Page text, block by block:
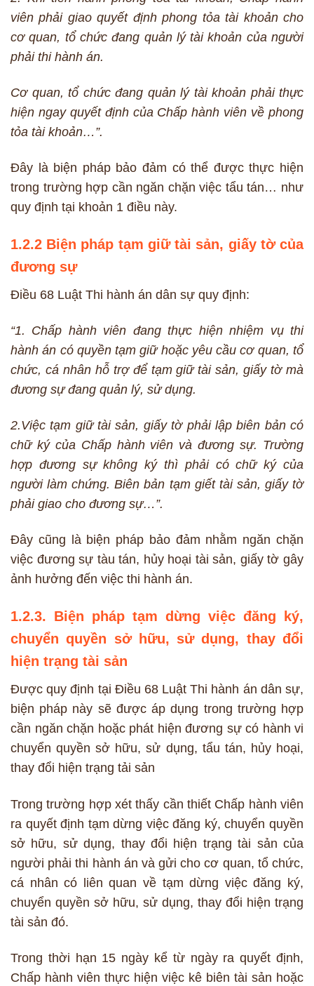
viên phải giao quyết định phong tỏa tài khoản cho
cơ quan, tổ chức đang quản lý tài khoản của người
phải thi hành án.
Cơ quan, tổ chức đang quản lý tài khoản phải thực
hiện ngay quyết định của Chấp hành viên về phong
tỏa tài khoản…”.
Đây là biện pháp bảo đảm có thể được thực hiện
trong trường hợp cần ngăn chặn việc tẩu tán… như
quy định tại khoản 1 điều này.
1.2.2 Biện pháp tạm giữ tài sản, giấy tờ của
đương sự
Điều 68 Luật Thi hành án dân sự quy định:
“1. Chấp hành viên đang thực hiện nhiệm vụ thi
hành án có quyền tạm giữ hoặc yêu cầu cơ quan, tổ
chức, cá nhân hỗ trợ để tạm giữ tài sản, giấy tờ mà
đương sự đang quản lý, sử dụng.
2.Việc tạm giữ tài sản, giấy tờ phải lập biên bản có
chữ ký của Chấp hành viên và đương sự. Trường
hợp đương sự không ký thì phải có chữ ký của
người làm chứng. Biên bản tạm giết tài sản, giấy tờ
phải giao cho đương sự…”.
Đây cũng là biện pháp bảo đảm nhằm ngăn chặn
việc đương sự tàu tán, hủy hoại tài sản, giấy tờ gây
ảnh hưởng đến việc thi hành án.
1.2.3. Biện pháp tạm dừng việc đăng ký,
chuyển quyền sở hữu, sử dụng, thay đổi
hiện trạng tài sản
Được quy định tại Điều 68 Luật Thi hành án dân sự,
biện pháp này sẽ được áp dụng trong trường hợp
cần ngăn chặn hoặc phát hiện đương sự có hành vi
chuyển quyền sở hữu, sử dụng, tẩu tán, hủy hoại,
thay đổi hiện trạng tải sản
Trong trường hợp xét thấy cần thiết Chấp hành viên
ra quyết định tạm dừng việc đăng ký, chuyển quyền
sở hữu, sử dụng, thay đổi hiện trạng tài sản của
người phải thi hành án và gửi cho cơ quan, tổ chức,
cá nhân có liên quan về tạm dừng việc đăng ký,
chuyển quyền sở hữu, sử dụng, thay đổi hiện trạng
tài sản đó.
Trong thời hạn 15 ngày kể từ ngày ra quyết định,
Chấp hành viên thực hiện việc kê biên tài sản hoặc